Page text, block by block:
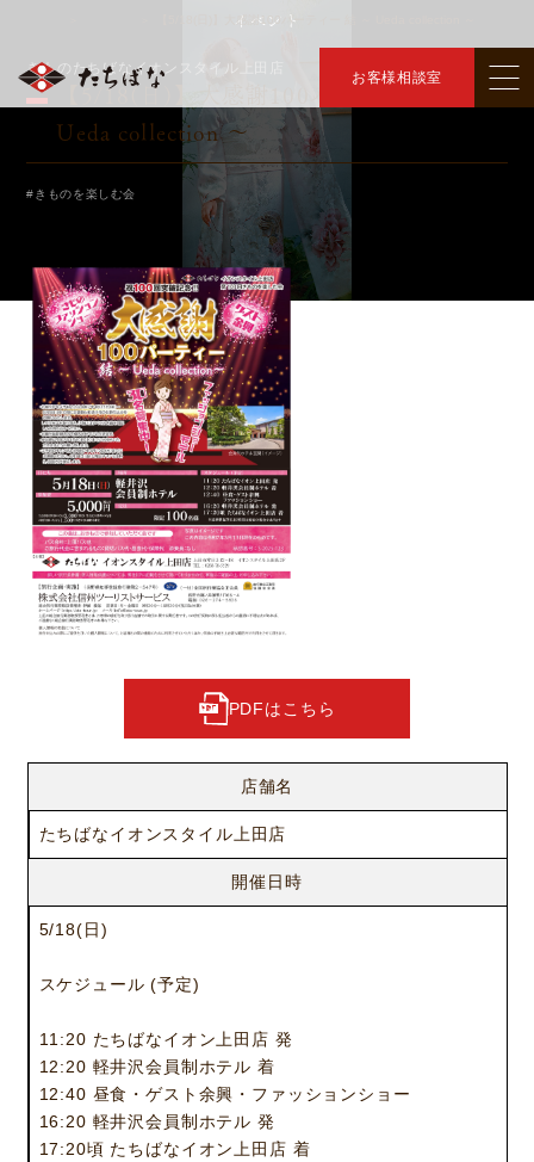
お客様相談室
イベント
【5/18(日)】大感謝100パーティー 結 ～ Ueda collection ～
きものたちばなイオンスタイル上田店
【5/18(日)】大感謝100パーティー 結 ～
Ueda collection ～
#きものを楽しむ会
PDFはこちら
店舗名
たちばなイオンスタイル上田店
開催日時
5/18(日)
スケジュール (予定)
11:20 たちばなイオン上田店 発
12:20 軽井沢会員制ホテル 着
12:40 昼食・ゲスト余興・ファッションショー
16:20 軽井沢会員制ホテル 発
17:20頃 たちばなイオン上田店 着